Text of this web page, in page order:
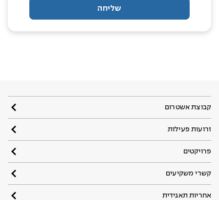
שליחה
קבוצת אשטרום
זרועות פעילות
פרויקטים
קשרי משקיעים
אחריות תאגידית